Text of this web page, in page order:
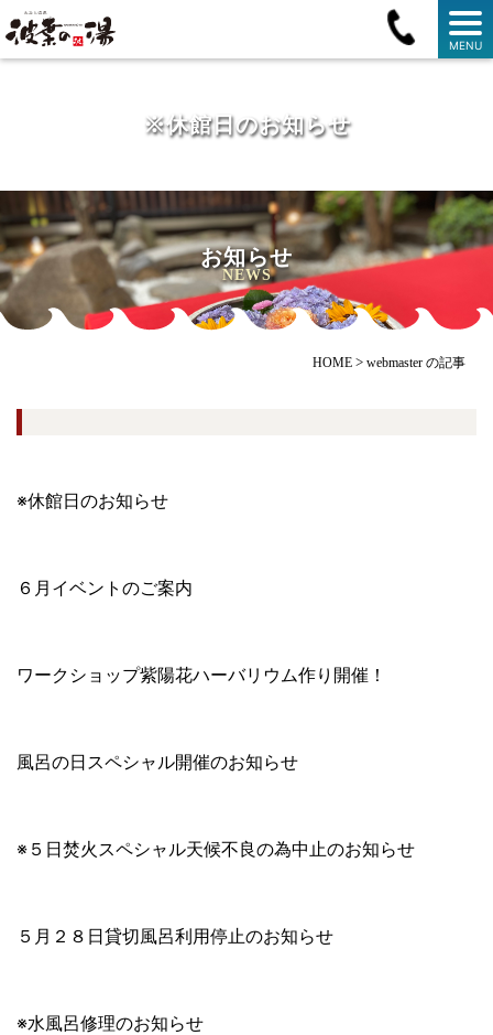
MENU
※休館日のお知らせ
お知らせ
NEWS
HOME > webmaster の記事
※休館日のお知らせ
６月イベントのご案内
ワークショップ紫陽花ハーバリウム作り開催！
風呂の日スペシャル開催のお知らせ
※５日焚火スペシャル天候不良の為中止のお知らせ
５月２８日貸切風呂利用停止のお知らせ
※水風呂修理のお知らせ